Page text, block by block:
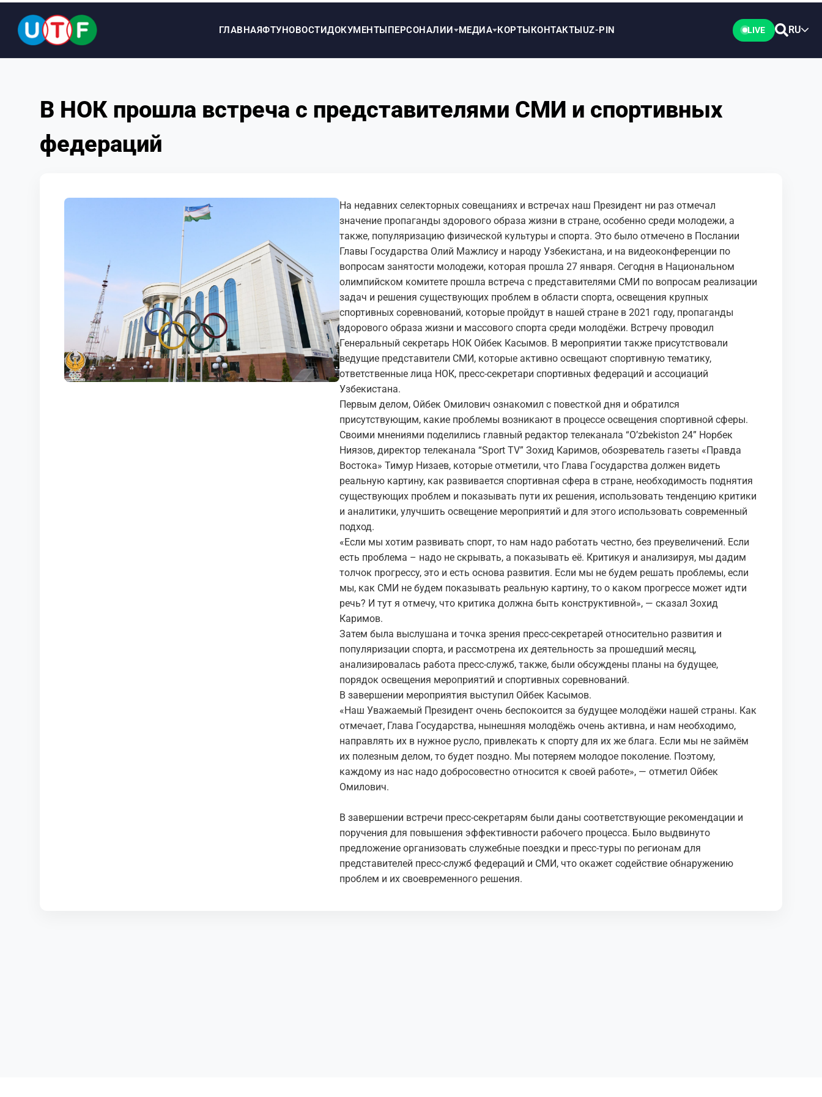
ГЛАВНАЯФТУНОВОСТИДОКУМЕНТЫПЕРСОНАЛИИ МЕДИА КОРТЫКОНТАКТЫUZ-PIN LIVE RU
ДОКУМЕНТЫ
В НОК прошла встреча с представителями СМИ и спортивных
федераций
На недавних селекторных совещаниях и встречах наш Президент ни раз отмечал
значение пропаганды здорового образа жизни в стране, особенно среди молодежи, а
также, популяризацию физической культуры и спорта. Это было отмечено в Послании
Главы Государства Олий Мажлису и народу Узбекистана, и на видеоконференции по
вопросам занятости молодежи, которая прошла 27 января. Сегодня в Национальном
олимпийском комитете прошла встреча с представителями СМИ по вопросам реализации
задач и решения существующих проблем в области спорта, освещения крупных
спортивных соревнований, которые пройдут в нашей стране в 2021 году, пропаганды
здорового образа жизни и массового спорта среди молодёжи. Встречу проводил
Генеральный секретарь НОК Ойбек Касымов. В мероприятии также присутствовали
ведущие представители СМИ, которые активно освещают спортивную тематику,
ответственные лица НОК, пресс-секретари спортивных федераций и ассоциаций
Узбекистана.
Первым делом, Ойбек Омилович ознакомил с повесткой дня и обратился
присутствующим, какие проблемы возникают в процессе освещения спортивной сферы.
Своими мнениями поделились главный редактор телеканала “O’zbekiston 24” Норбек
Ниязов, директор телеканала “Sport TV” Зохид Каримов, обозреватель газеты «Правда
Востока» Тимур Низаев, которые отметили, что Глава Государства должен видеть
реальную картину, как развивается спортивная сфера в стране, необходимость поднятия
существующих проблем и показывать пути их решения, использовать тенденцию критики
и аналитики, улучшить освещение мероприятий и для этого использовать современный
подход.
«Если мы хотим развивать спорт, то нам надо работать честно, без преувеличений. Если
есть проблема – надо не скрывать, а показывать её. Критикуя и анализируя, мы дадим
толчок прогрессу, это и есть основа развития. Если мы не будем решать проблемы, если
мы, как СМИ не будем показывать реальную картину, то о каком прогрессе может идти
речь? И тут я отмечу, что критика должна быть конструктивной», — сказал Зохид
Каримов.
Затем была выслушана и точка зрения пресс-секретарей относительно развития и
популяризации спорта, и рассмотрена их деятельность за прошедший месяц,
анализировалась работа пресс-служб, также, были обсуждены планы на будущее,
порядок освещения мероприятий и спортивных соревнований.
В завершении мероприятия выступил Ойбек Касымов.
«Наш Уважаемый Президент очень беспокоится за будущее молодёжи нашей страны. Как
отмечает, Глава Государства, нынешняя молодёжь очень активна, и нам необходимо,
направлять их в нужное русло, привлекать к спорту для их же блага. Если мы не займём
их полезным делом, то будет поздно. Мы потеряем молодое поколение. Поэтому,
каждому из нас надо добросовестно относится к своей работе», — отметил Ойбек
Омилович.
В завершении встречи пресс-секретарям были даны соответствующие рекомендации и
поручения для повышения эффективности рабочего процесса. Было выдвинуто
предложение организовать служебные поездки и пресс-туры по регионам для
представителей пресс-служб федераций и СМИ, что окажет содействие обнаружению
проблем и их своевременного решения.